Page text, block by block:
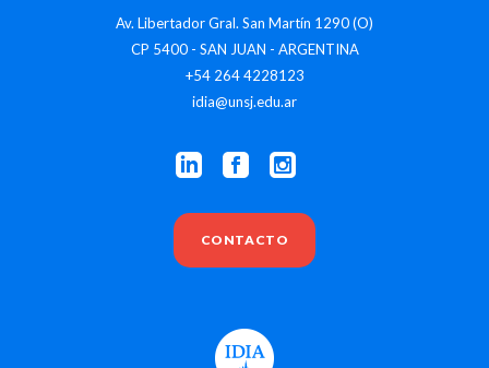
Av. Libertador Gral. San Martín 1290 (O)
CP 5400 - SAN JUAN - ARGENTINA
+54 264 4228123
idia@unsj.edu.ar
CONTACTO